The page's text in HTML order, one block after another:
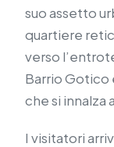
suo assetto
quartiere
verso
Barrio Gotico
che si innalza
I visitatori